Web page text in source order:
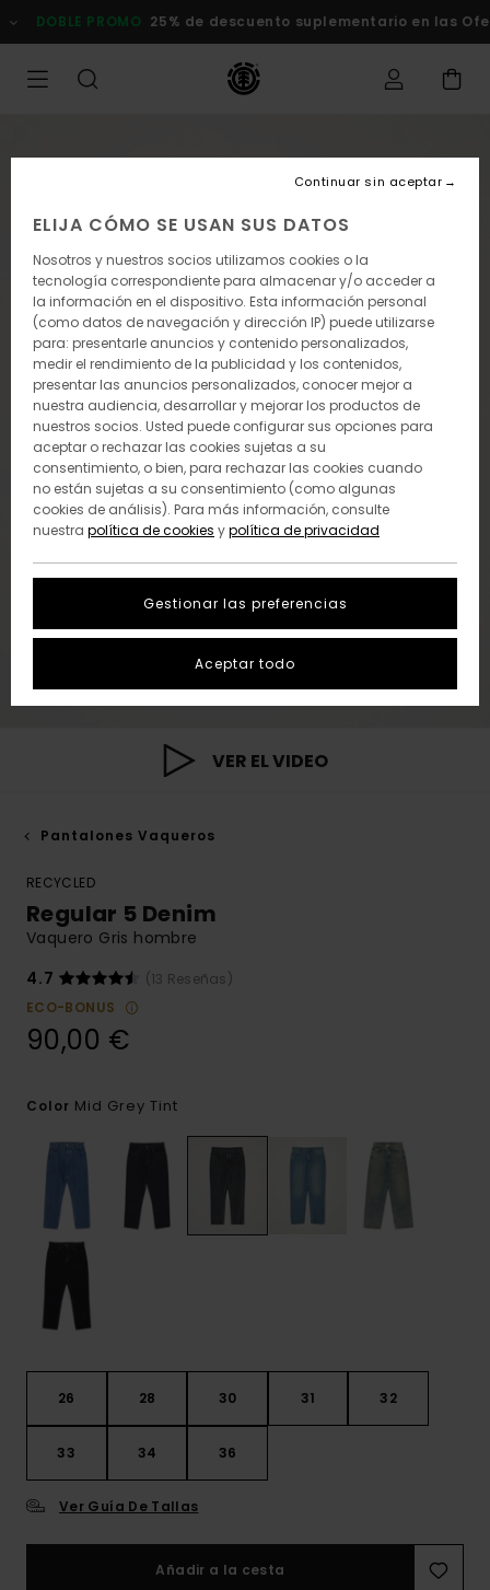
la
PROMO 25% de descuento suplementario en las Ofertas
VER EL VIDEO
Pantalones Vaqueros
RECYCLED
Regular 5 Denim
Vaquero Gris hombre
4.7
(13 Reseñas)
ECO-BONUS
90,00 €
Color Mid Grey Tint
26 28 30 31 32
33 34 36
Ver Guía De Tallas
Añadir a la cesta
ELIJA CÓMO SE USAN SUS DATOS
Nosotros y nuestros socios utilizamos cookies o la
tecnología correspondiente para almacenar y/o acceder a
la información en el dispositivo. Esta información personal
(como datos de navegación y dirección IP) puede utilizarse
para: presentarle anuncios y contenido personalizados,
medir el rendimiento de la publicidad y los contenidos,
presentar las anuncios personalizados, conocer mejor a
nuestra audiencia, desarrollar y mejorar los productos de
nuestros socios. Usted puede configurar sus opciones para
aceptar o rechazar las cookies sujetas a su
consentimiento, o bien, para rechazar las cookies cuando
no están sujetas a su consentimiento (como algunas
cookies de análisis). Para más información, consulte
nuestra política de cookies ypolítica de privacidad
Gestionar las preferencias
Continuar sin aceptar
Aceptar todo